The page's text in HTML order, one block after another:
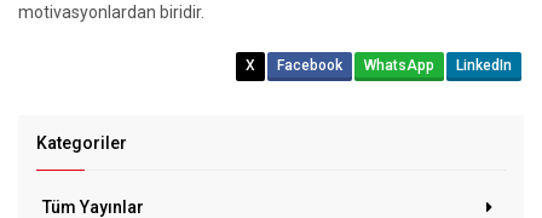
Kategoriler
Tüm Yayınlar
motivasyonlardan biridir.
X Facebook WhatsApp LinkedIn